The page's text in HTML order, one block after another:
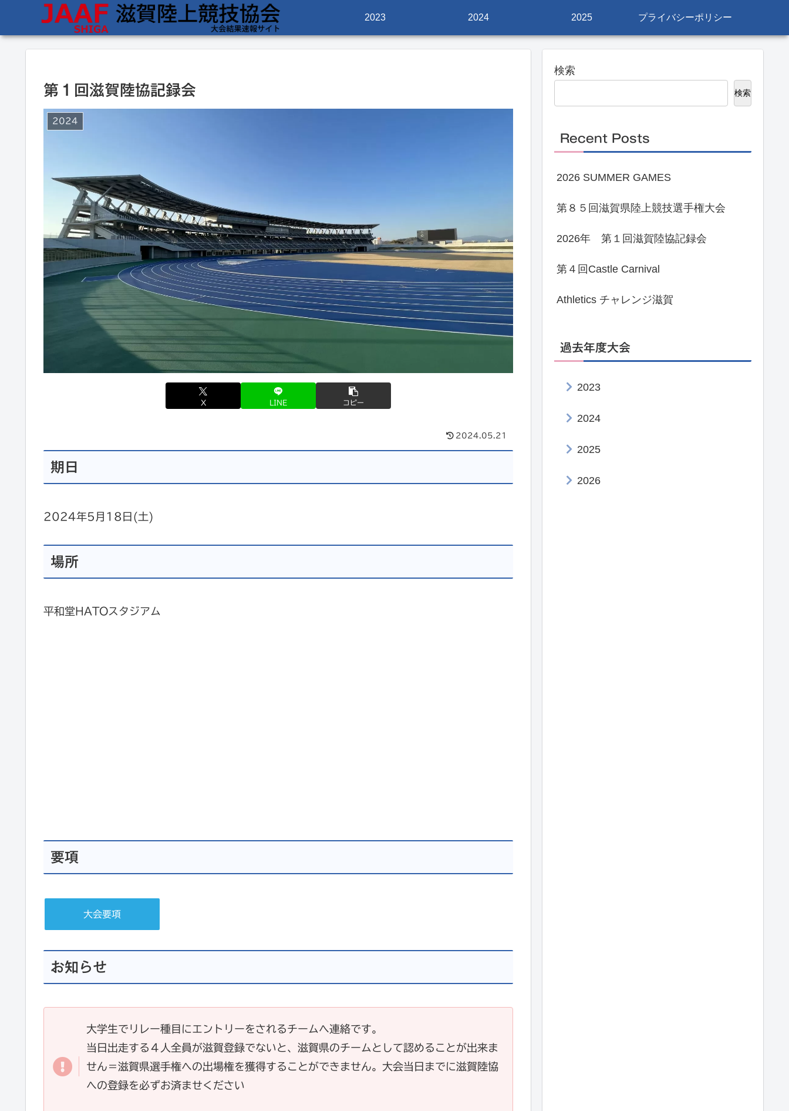
2023 2024 2025 プライバシーポリシー
第１回滋賀陸協記録会
2024
X LINE コピー
2024.05.21
期日
2024年5月18日(土)
場所
平和堂HATOスタジアム
要項
大会要項
お知らせ
大学生でリレー種目にエントリーをされるチームへ連絡です。
当日出走する４人全員が滋賀登録でないと、滋賀県のチームとして認めることが出来ま
せん＝滋賀県選手権への出場権を獲得することができません。大会当日までに滋賀陸協
への登録を必ずお済ませください
検索
検索
Recent Posts
2026 SUMMER GAMES
第８５回滋賀県陸上競技選手権大会
2026年 第１回滋賀陸協記録会
第４回Castle Carnival
Athletics チャレンジ滋賀
過去年度大会
2023
2024
2025
2026